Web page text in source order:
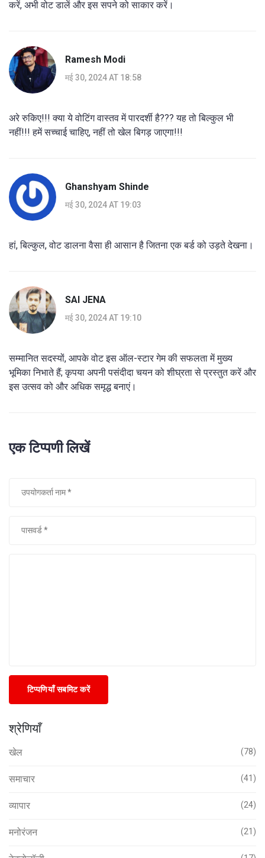
करें, अभी वोट डालें और इस सपने को साकार करें।
Ramesh Modi
मई 30, 2024 AT 18:58
अरे रुकिए!!! क्या ये वोटिंग वास्तव में पारदर्शी है??? यह तो बिल्कुल भी
नहीं!!! हमें सच्चाई चाहिए, नहीं तो खेल बिगड़ जाएगा!!!
Ghanshyam Shinde
मई 30, 2024 AT 19:03
हां, बिल्कुल, वोट डालना वैसा ही आसान है जितना एक बर्ड को उड़ते देखना।
SAI JENA
मई 30, 2024 AT 19:10
सम्मानित सदस्यों, आपके वोट इस ऑल-स्टार गेम की सफलता में मुख्य
भूमिका निभाते हैं; कृपया अपनी पसंदीदा चयन को शीघ्रता से प्रस्तुत करें और
इस उत्सव को और अधिक समृद्ध बनाएं।
एक टिप्पणी लिखें
टिप्पणियाँ सबमिट करें
श्रेणियाँ
खेल (78)
समाचार (41)
व्यापार (24)
मनोरंजन (21)